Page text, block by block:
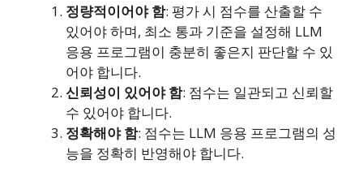
정량적이어야 함: 평가 시 점수를 산출할 수
있어야 하며, 최소 통과 기준을 설정해 LLM
응용 프로그램이 충분히 좋은지 판단할 수 있
어야 합니다.
신뢰성이 있어야 함: 점수는 일관되고 신뢰할
수 있어야 합니다.
정확해야 함: 점수는 LLM 응용 프로그램의 성
능을 정확히 반영해야 합니다.